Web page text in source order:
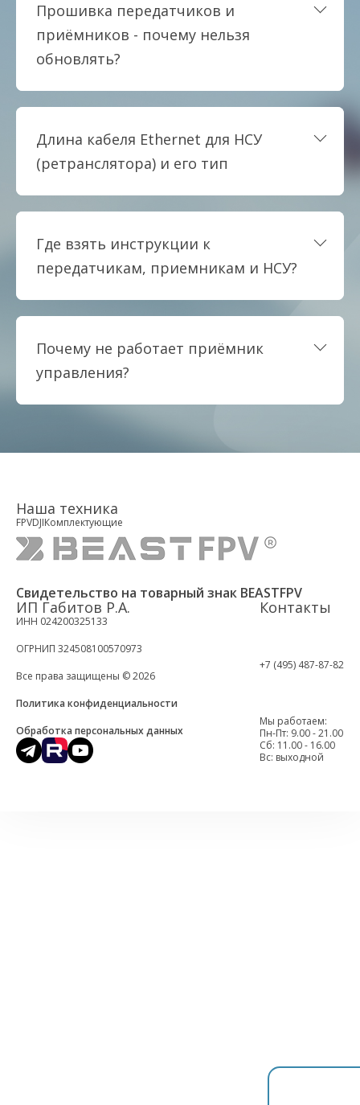
Прошивка передатчиков и
приёмников - почему нельзя
обновлять?
Длина кабеля Ethernet для НСУ
(ретранслятора) и его тип
Где взять инструкции к
передатчикам, приемникам и НСУ?
Почему не работает приёмник
управления?
Наша техника
FPVDJIКомплектующие
Свидетельство на товарный знак BEASTFPV
ИП Габитов Р.А.
ИНН 024200325133
ОГРНИП 324508100570973
Все права защищены © 2026
Политика конфиденциальности
Обработка персональных данных
Контакты
+7 (495) 487-87-82
Мы работаем:
Пн-Пт: 9.00 - 21.00
Cб: 11.00 - 16.00
Вс: выходной